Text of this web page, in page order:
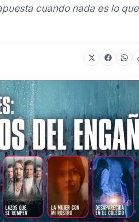
cuando nada es lo que